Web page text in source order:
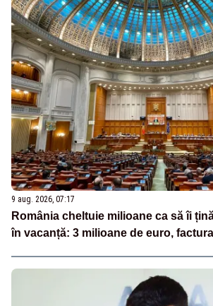
9 aug. 2026, 07:17
România cheltuie milioane ca să îi
în vacanță: 3 milioane de euro,